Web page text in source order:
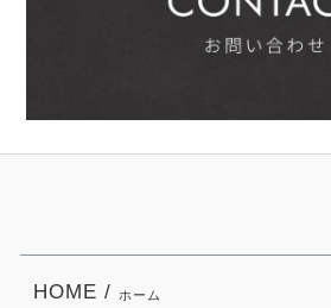
HOME / ホーム